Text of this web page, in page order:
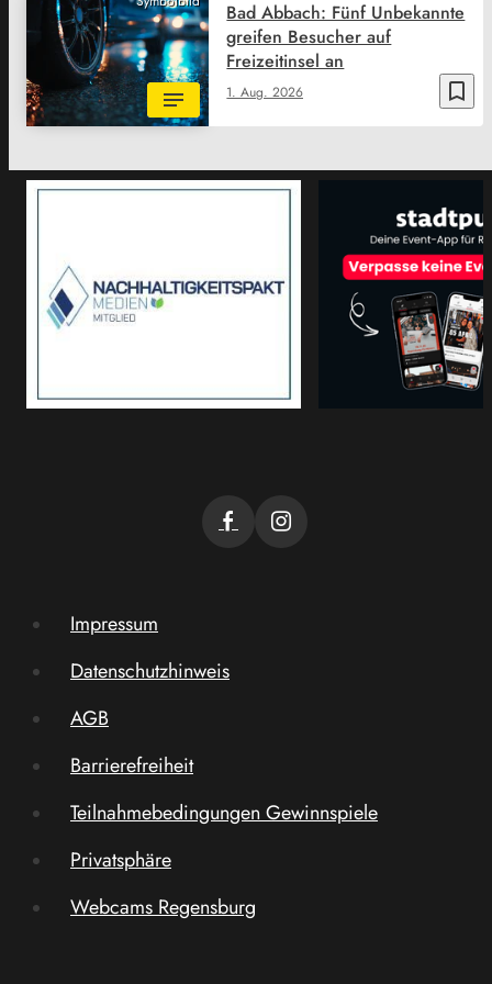
bookmark_border
1. Aug. 2026
Bad Abbach: Fünf Unbekannte
greifen Besucher auf
Freizeitinsel an
Impressum
Datenschutzhinweis
AGB
Barrierefreiheit
Teilnahmebedingungen Gewinnspiele
Privatsphäre
Webcams Regensburg